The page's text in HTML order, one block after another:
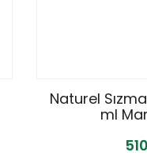
Naturel
ml